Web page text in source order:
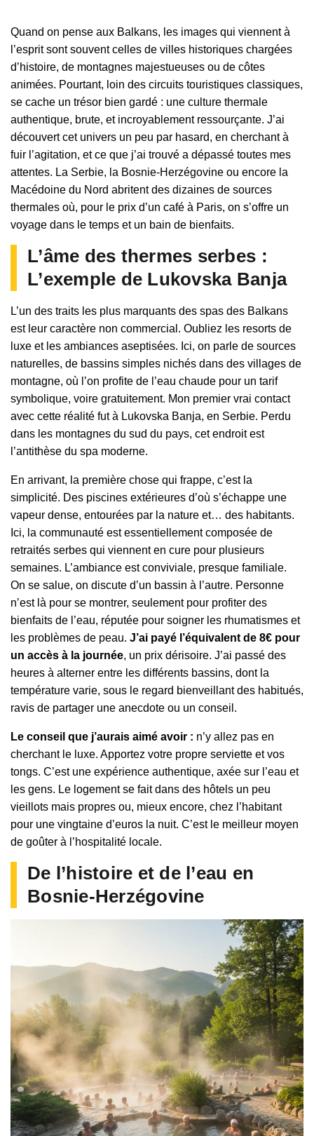
Quand on pense aux Balkans, les images qui viennent à
l’esprit sont souvent celles de villes historiques chargées
d’histoire, de montagnes majestueuses ou de côtes
animées. Pourtant, loin des circuits touristiques classiques,
se cache un trésor bien gardé : une culture thermale
authentique, brute, et incroyablement ressourçante. J’ai
découvert cet univers un peu par hasard, en cherchant à
fuir l’agitation, et ce que j’ai trouvé a dépassé toutes mes
attentes. La Serbie, la Bosnie-Herzégovine ou encore la
Macédoine du Nord abritent des dizaines de sources
thermales où, pour le prix d’un café à Paris, on s’offre un
voyage dans le temps et un bain de bienfaits.
L’âme des thermes serbes :
L’exemple de Lukovska Banja
L’un des traits les plus marquants des spas des Balkans
est leur caractère non commercial. Oubliez les resorts de
luxe et les ambiances aseptisées. Ici, on parle de sources
naturelles, de bassins simples nichés dans des villages de
montagne, où l’on profite de l’eau chaude pour un tarif
symbolique, voire gratuitement. Mon premier vrai contact
avec cette réalité fut à Lukovska Banja, en Serbie. Perdu
dans les montagnes du sud du pays, cet endroit est
l’antithèse du spa moderne.
En arrivant, la première chose qui frappe, c’est la
simplicité. Des piscines extérieures d’où s’échappe une
vapeur dense, entourées par la nature et… des habitants.
Ici, la communauté est essentiellement composée de
retraités serbes qui viennent en cure pour plusieurs
semaines. L’ambiance est conviviale, presque familiale.
On se salue, on discute d’un bassin à l’autre. Personne
n’est là pour se montrer, seulement pour profiter des
bienfaits de l’eau, réputée pour soigner les rhumatismes et
les problèmes de peau. J’ai payé l’équivalent de 8€ pour
un accès à la journée, un prix dérisoire. J’ai passé des
heures à alterner entre les différents bassins, dont la
température varie, sous le regard bienveillant des habitués,
ravis de partager une anecdote ou un conseil.
Le conseil que j’aurais aimé avoir : n’y allez pas en
cherchant le luxe. Apportez votre propre serviette et vos
tongs. C’est une expérience authentique, axée sur l’eau et
les gens. Le logement se fait dans des hôtels un peu
vieillots mais propres ou, mieux encore, chez l’habitant
pour une vingtaine d’euros la nuit. C’est le meilleur moyen
de goûter à l’hospitalité locale.
De l’histoire et de l’eau en
Bosnie-Herzégovine